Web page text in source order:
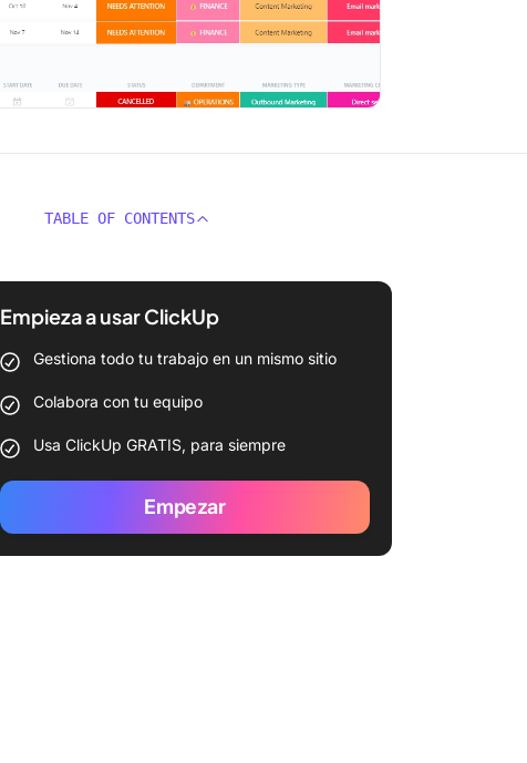
TABLE OF CONTENTS
Empieza a usar ClickUp
Gestiona todo tu trabajo en un mismo sitio
Colabora con tu equipo
Usa ClickUp GRATIS, para siempre
Empezar